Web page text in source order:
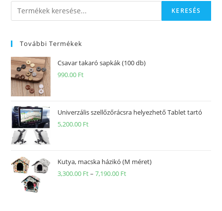
KERESÉS
További Termékek
Csavar takaró sapkák (100 db)
990.00 Ft
Univerzális szellőzőrácsra helyezhető Tablet tartó
5,200.00 Ft
Kutya, macska házikó (M méret)
3,300.00 Ft–7,190.00 Ft